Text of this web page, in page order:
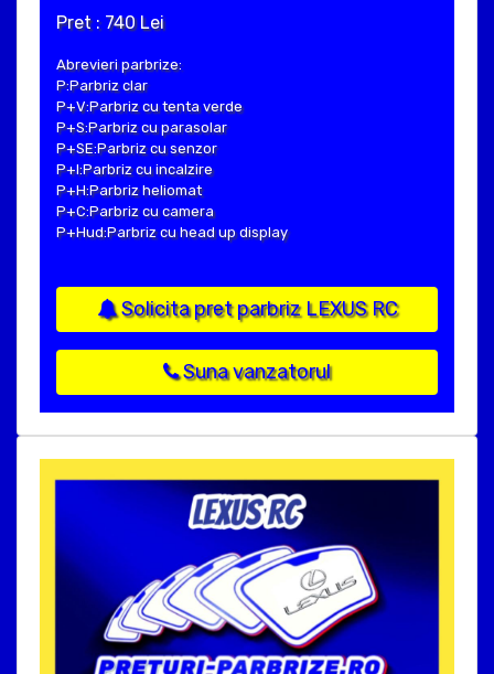
Pret : 740 Lei
Abrevieri parbrize:
P:Parbriz clar
P+V:Parbriz cu tenta verde
P+S:Parbriz cu parasolar
P+SE:Parbriz cu senzor
P+I:Parbriz cu incalzire
P+H:Parbriz heliomat
P+C:Parbriz cu camera
P+Hud:Parbriz cu head up display
Solicita pret parbriz LEXUS RC
Suna vanzatorul